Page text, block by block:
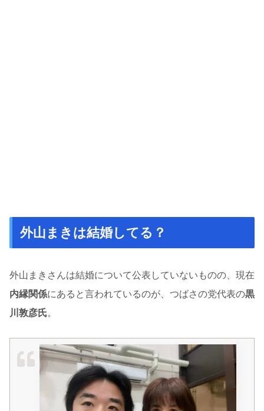
外山まきは結婚してる？
外山まきさんは結婚について公表していないものの、現在
内縁関係にあると言われているのが、つばさの党代表の黒
川敦彦氏。